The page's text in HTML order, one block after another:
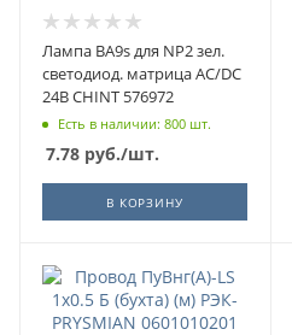
Лампа BA9s для NP2 зел.
светодиод. матрица AC/DC
24В CHINT 576972
Есть в наличии: 800 шт.
7.78 руб./шт.
В КОРЗИНУ